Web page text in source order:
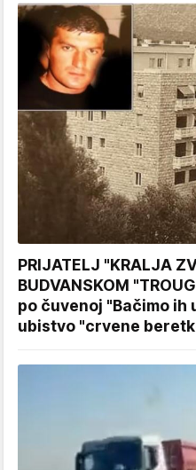
PRIJATELJ "KRALJA
BUDVANSKOM
po čuvenoj "Bačimo ih
ubistvo "crvene